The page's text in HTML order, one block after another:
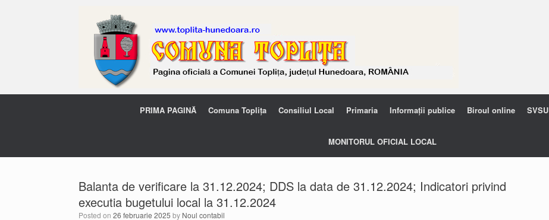
PRIMA PAGINĂ Comuna Toplița Consiliul Local Primaria Informații publice Biroul online SVSU
MONITORUL OFICIAL LOCAL
Balanta de verificare la 31.12.2024; DDS la data de 31.12.2024; Indicatori privind
executia bugetului local la 31.12.2024
Posted on 26 februarie 2025 by Noul contabil